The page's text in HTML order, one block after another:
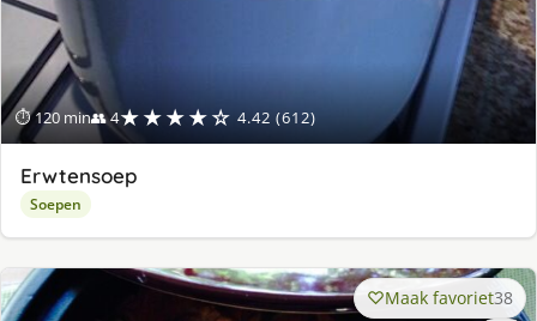
⏱ 120 min👥 4★★★★☆ 4.42 (612)
Erwtensoep
Soepen
Maak favoriet38